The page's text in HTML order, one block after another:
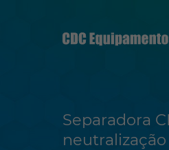
Separadora
neutralização